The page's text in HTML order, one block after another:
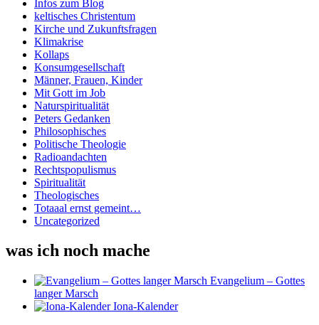
Infos zum Blog
keltisches Christentum
Kirche und Zukunftsfragen
Klimakrise
Kollaps
Konsumgesellschaft
Männer, Frauen, Kinder
Mit Gott im Job
Naturspiritualität
Peters Gedanken
Philosophisches
Politische Theologie
Radioandachten
Rechtspopulismus
Spiritualität
Theologisches
Totaaal ernst gemeint…
Uncategorized
was ich noch mache
Evangelium – Gottes
langer Marsch
Iona-Kalender